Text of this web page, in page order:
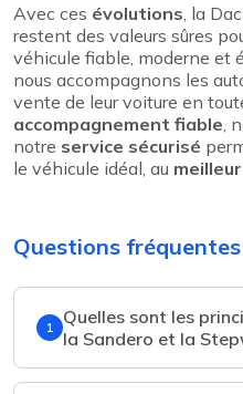
Avec ces évolutions , la
restent des valeurs sûres
véhicule fiable, moderne et
nous accompagnons les
vente de leur voiture en
accompagnement fiable ,
notre service sécurisé
le véhicule idéal, au
Questions fréquentes
1
Quelles sont les
la Sandero et la